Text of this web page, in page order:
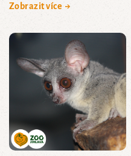
Zobrazit více →